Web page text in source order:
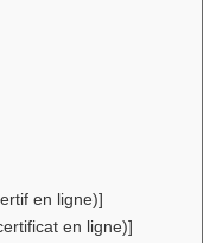
en ligne)]
en ligne)]